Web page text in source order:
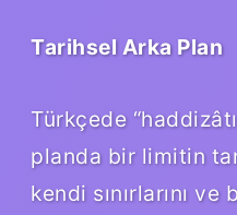
Tarihsel Arka Plan
Türkçede
planda bir limitin
kendi sınırlarını ve